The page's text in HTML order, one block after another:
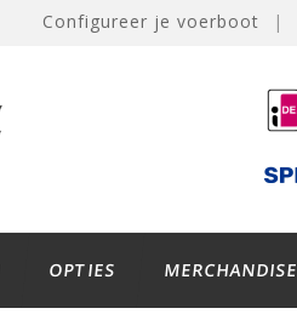
Configureer je voerboot |
OPTIES MERCHANDISE